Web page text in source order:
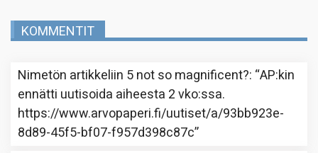
KOMMENTIT
Nimetön artikkeliin 5 not so magnificent?: “AP:kin
ennätti uutisoida aiheesta 2 vko:ssa.
https://www.arvopaperi.fi/uutiset/a/93bb923e-
8d89-45f5-bf07-f957d398c87c”